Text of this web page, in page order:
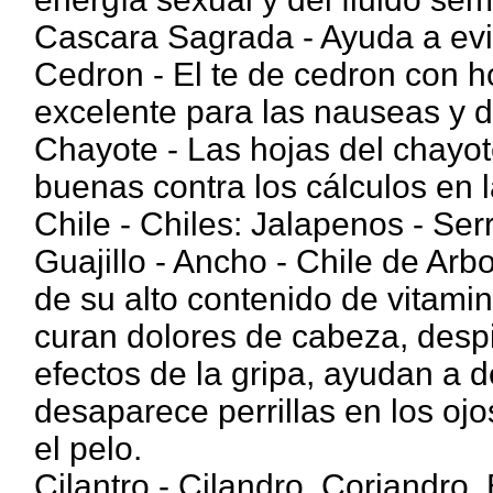
Cascara Sagrada - Ayuda a
Cedron - El te de cedron con
excelente para las nauseas y
Chayote - Las hojas del
buenas contra los cálculos en
Chile - Chiles: Jalapenos -
Guajillo - Ancho - Chile de
de su alto contenido de
curan dolores de cabeza,
efectos de la gripa, ayudan a
desaparece perrillas en los
el pelo.